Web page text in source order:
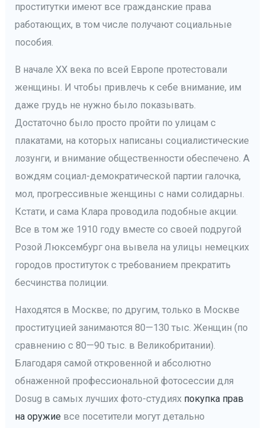
проститутки имеют все гражданские права
работающих, в том числе получают социальные
пособия.
В начале XX века по всей Европе протестовали
женщины. И чтобы привлечь к себе внимание, им
даже грудь не нужно было показывать.
Достаточно было просто пройти по улицам с
плакатами, на которых написаны социалистические
лозунги, и внимание общественности обеспечено. А
вождям социал-демократической партии галочка,
мол, прогрессивные женщины с нами солидарны.
Кстати, и сама Клара проводила подобные акции.
Все в том же 1910 году вместе со своей подругой
Розой Люксембург она вывела на улицы немецких
городов проституток с требованием прекратить
бесчинства полиции.
Находятся в Москве; по другим, только в Москве
проституцией занимаются 80—130 тыс. Женщин (по
сравнению с 80—90 тыс. в Великобритании).
Благодаря самой откровенной и абсолютно
обнаженной профессиональной фотосессии для
Dosug в самых лучших фото-студиях покупка прав
на оружие все посетители могут детально